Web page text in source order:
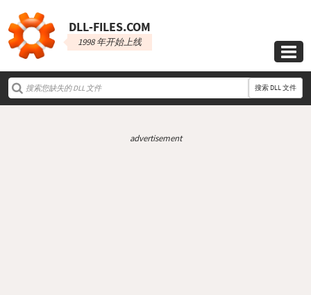
DLL‑FILES.COM
1998 年开始上线

搜索 DLL 文件
advertisement